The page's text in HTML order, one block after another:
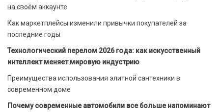
на своём аккаунте
Как маркетплейсы изменили привычки покупателей за
последние годы
Технологический перелом 2026 года: как искусственный
интеллект меняет мировую индустрию
Преимущества использования элитной сантехники в
современном доме
Почему современные автомобили все больше напоминают